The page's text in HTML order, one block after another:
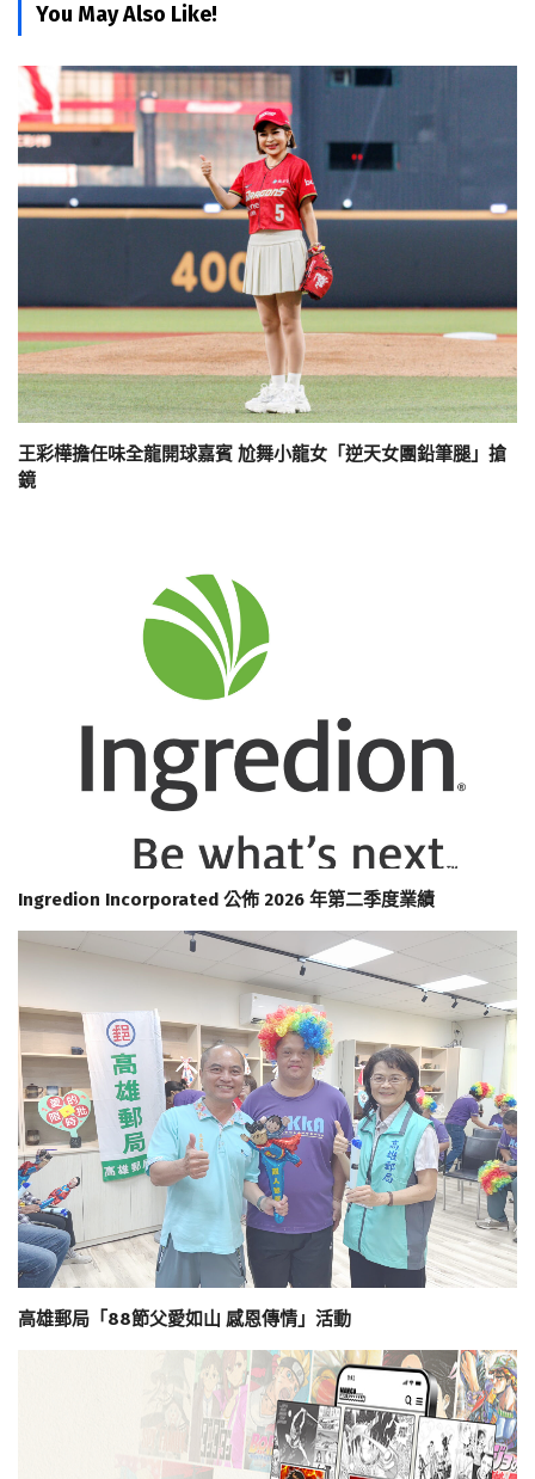
You May Also Like!
王彩樺擔任味全龍開球嘉賓 尬舞小龍女「逆天女團鉛筆腿」搶
鏡
Ingredion Incorporated 公佈 2026 年第二季度業績
高雄郵局「88節父愛如山 感恩傳情」活動